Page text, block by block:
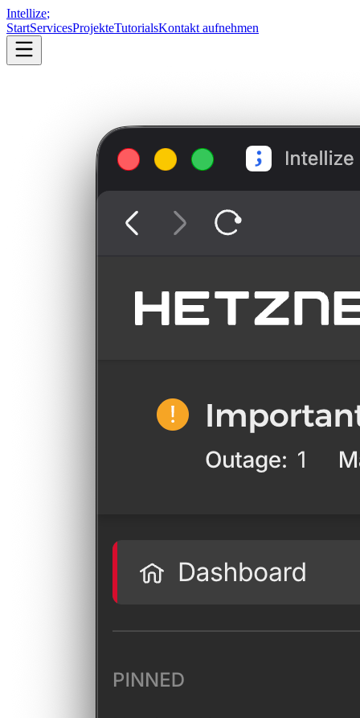
Intellize;
StartServicesProjekteTutorialsKontakt aufnehmen